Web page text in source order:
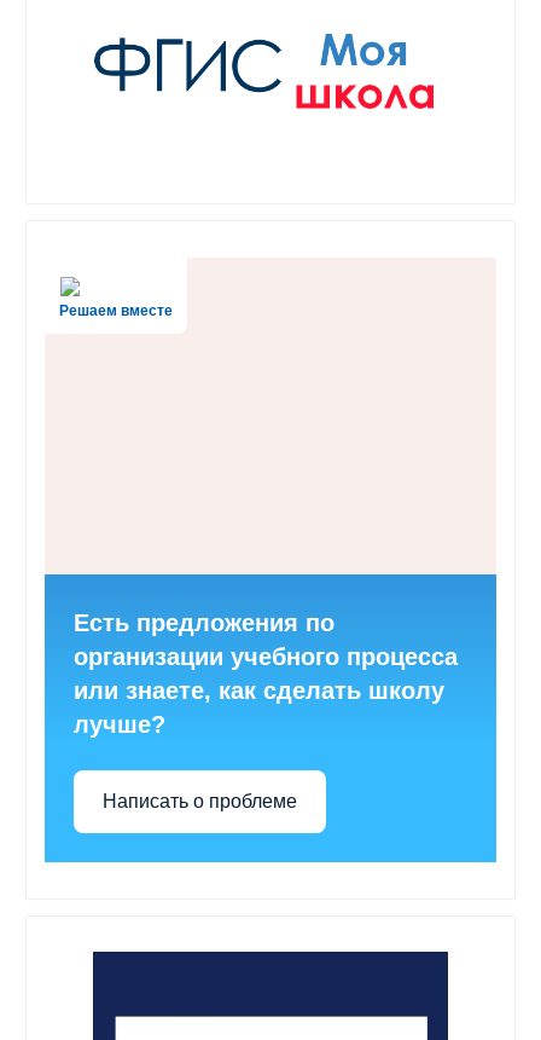
Решаем вместе
Есть предложения по
организации учебного процесса
или знаете, как сделать школу
лучше?
Написать о проблеме